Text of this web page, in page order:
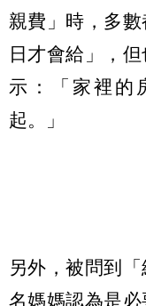
親費」時，多
日才會給」，
示：「家裡的
起。」
另外，被問到
名媽媽認為是